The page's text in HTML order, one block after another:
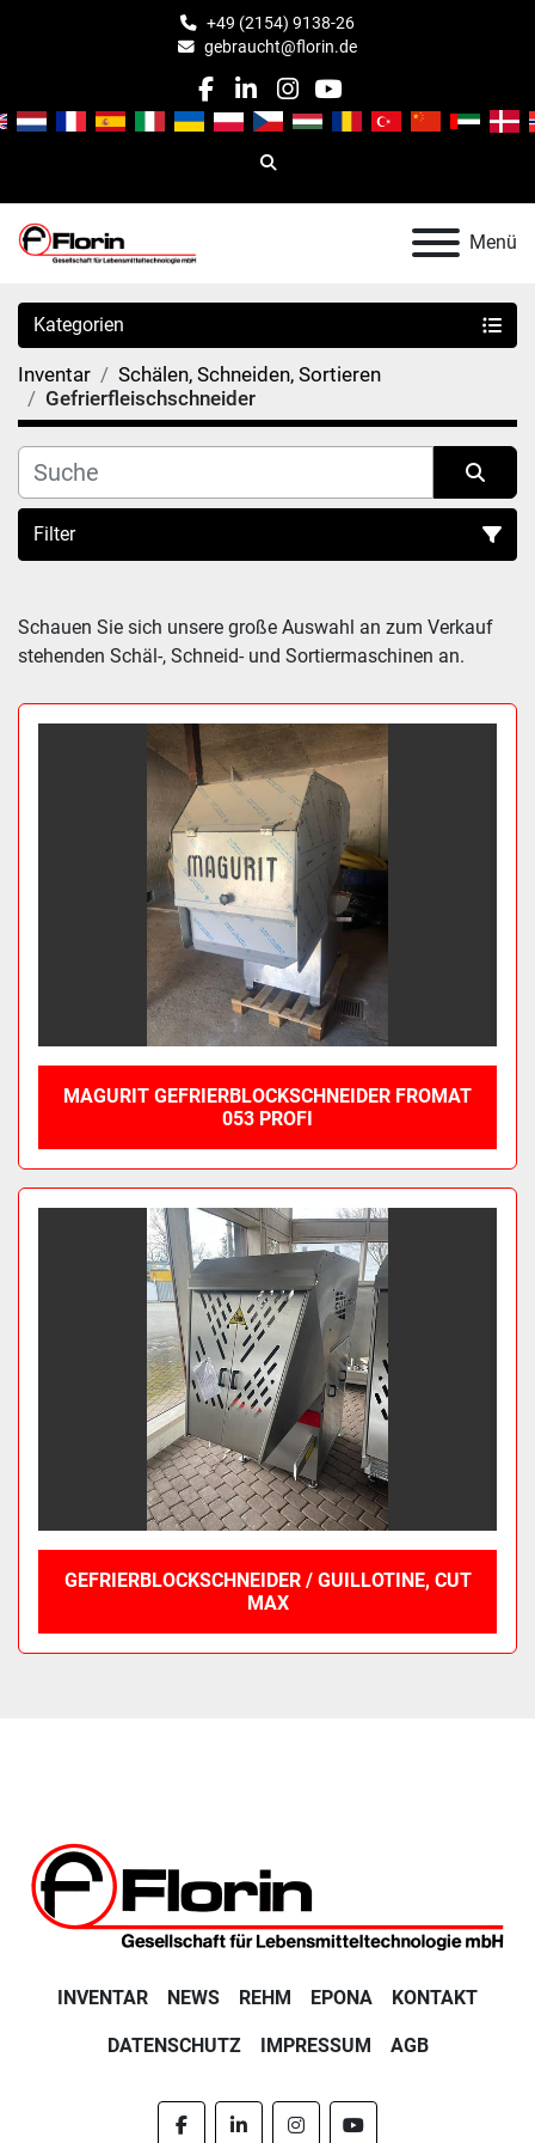
+49 (2154) 9138-26
gebraucht@florin.de
facebook
linkedin
instagram
youtube
Suche
Menü
Kategorien
Inventar
Schälen, Schneiden, Sortieren
Gefrierfleischschneider
Filter
Schauen Sie sich unsere große Auswahl an zum Verkauf
stehenden Schäl-, Schneid- und Sortiermaschinen an.
MAGURIT GEFRIERBLOCKSCHNEIDER FROMAT
053 PROFI
GEFRIERBLOCKSCHNEIDER / GUILLOTINE, CUT
MAX
INVENTAR NEWS REHM EPONA KONTAKT
DATENSCHUTZ IMPRESSUM AGB
facebooklinkedininstagramyoutube